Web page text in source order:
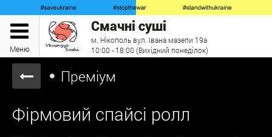
Меню
Смачні суші
м. Нікополь вул. Івана мазепи 19а
10:00 - 18:00 (Вихідний понеділок)
Преміум
Фірмовий спайсі ролл